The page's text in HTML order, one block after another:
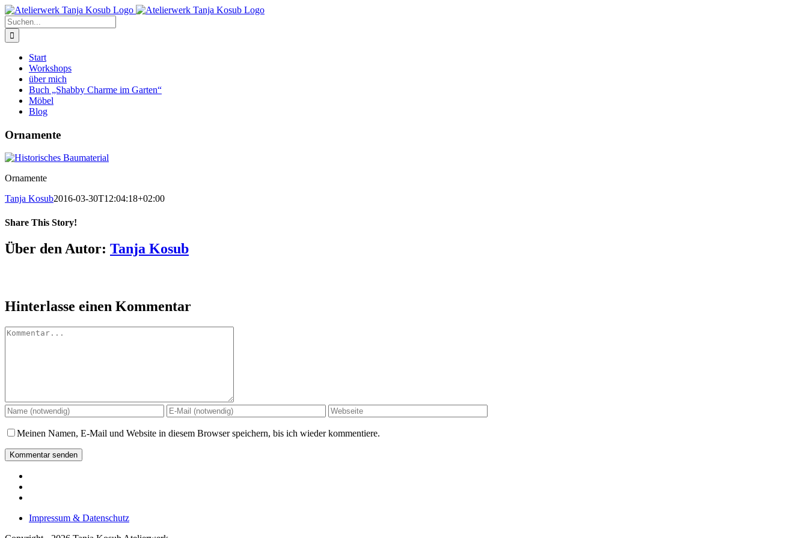
Zum
Inhalt
springen
Suche
nach:
Start
Workshops
über mich
Buch „Shabby Charme im Garten“
Möbel
Blog
Ornamente
Ornamente
Tanja Kosub2016-03-30T12:04:18+02:00
Share This Story!
Facebook
Twitter
Pinterest
E-
Mail
Über den Autor: Tanja Kosub
Hinterlasse einen Kommentar
Kommentar
Meinen Namen, E-Mail und Website in diesem Browser speichern, bis ich wieder kommentiere.
Impressum & Datenschutz